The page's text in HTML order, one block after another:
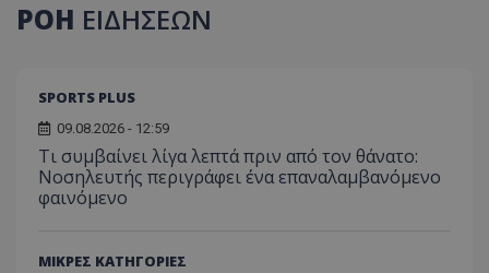
ΡΟΗ ΕΙΔΗΣΕΩΝ
SPORTS PLUS
09.08.2026 - 12:59
Τι συμβαίνει λίγα λεπτά πριν από τον θάνατο:
Νοσηλευτής περιγράφει ένα επαναλαμβανόμενο
φαινόμενο
ΜΙΚΡΕΣ ΚΑΤΗΓΟΡΙΕΣ